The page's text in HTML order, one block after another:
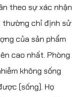
theo sự xác nhận
thường chỉ định sử
của sản phẩm
cao nhất. Phòng
không sống
(sống). Họ